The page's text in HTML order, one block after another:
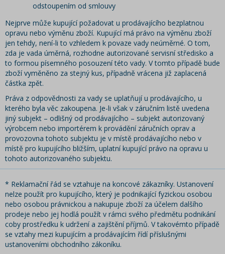
odstoupením od smlouvy
Nejprve může kupující požadovat u prodávajícího bezplatnou
opravu nebo výměnu zboží. Kupující má právo na výměnu zboží
jen tehdy, není-li to vzhledem k povaze vady neúměrné. O tom,
zda je vada úměrná, rozhodne autorizované servisní středisko a
to formou písemného posouzení této vady. V tomto případě bude
zboží vyměněno za stejný kus, případně vrácena již zaplacená
částka zpět.
Práva z odpovědnosti za vady se uplatňují u prodávajícího, u
kterého byla věc zakoupena. Je-li však v záručním listě uvedena
jiný subjekt – odlišný od prodávajícího – subjekt autorizovaný
výrobcem nebo importérem k provádění záručních oprav a
provozovna tohoto subjektu je v místě prodávajícího nebo v
místě pro kupujícího bližším, uplatní kupující právo na opravu u
tohoto autorizovaného subjektu.
* Reklamační řád se vztahuje na koncové zákazníky. Ustanovení
nelze použít pro kupujícího, který je podnikající fyzickou osobou
nebo osobou právnickou a nakupuje zboží za účelem dalšího
prodeje nebo jej hodlá použít v rámci svého předmětu podnikání
coby prostředku k udržení a zajištění příjmů. V takovémto případě
se vztahy mezi kupujícím a prodávajícím řídí příslušnými
ustanoveními obchodního zákoníku.